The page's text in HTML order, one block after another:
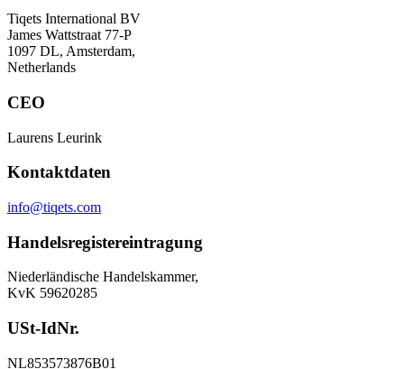
Tiqets International BV
James Wattstraat 77-P
1097 DL, Amsterdam,
Netherlands
CEO
Laurens Leurink
Kontaktdaten
info@tiqets.com
Handelsregistereintragung
Niederländische Handelskammer,
KvK 59620285
USt-IdNr.
NL853573876B01